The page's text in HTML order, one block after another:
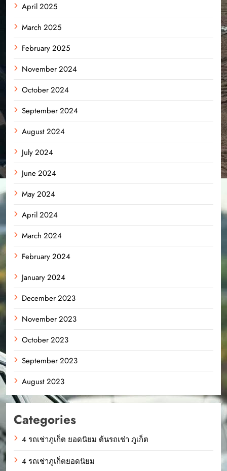
April 2025
March 2025
February 2025
November 2024
October 2024
September 2024
August 2024
July 2024
June 2024
May 2024
April 2024
March 2024
February 2024
January 2024
December 2023
November 2023
October 2023
September 2023
August 2023
Categories
4 รถเช่าภูเก็ต ยอดนิยม ต้นรถเช่า ภูเก็ต
4 รถเช่าภูเก็ตยอดนิยม